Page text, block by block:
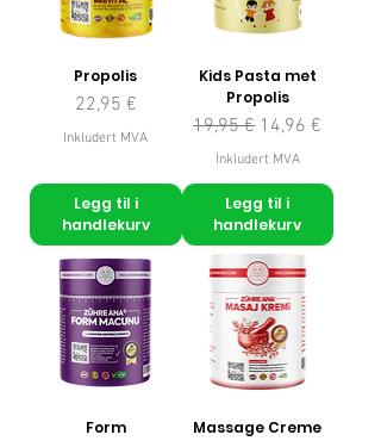
Propolis
Pris
22,95 €
Inkludert MVA
Legg til i
handlekurv
Kids Pasta met
Propolis
Vanlig pris
19,95 € Salgspris
14,96 €
Inkludert MVA
Legg til i
handlekurv
Form Massage Creme